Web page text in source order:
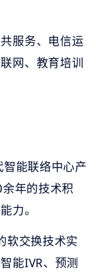
服务、电信运
网、教育培训
能联络中心产
年的技术积
力。
软交换技术实
能IVR、预测